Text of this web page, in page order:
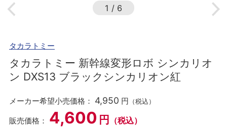
1 / 6
タカラトミー
タカラトミー 新幹線変形ロボ シンカリオ
ン DXS13 ブラックシンカリオン紅
メーカー希望小売価格： 4,950 円 （税込）
販売価格： 4,600 円 （税込）